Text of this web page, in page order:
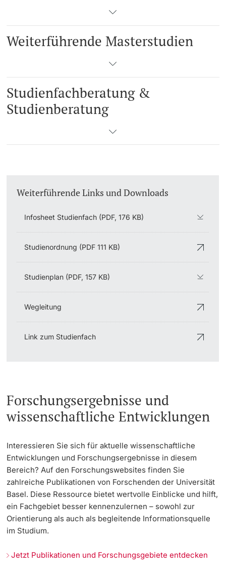
Weiterführende Masterstudien
Studienfachberatung &
Studienberatung
Weiterführende Links und Downloads
Infosheet Studienfach (PDF, 176 KB)
Studienordnung (PDF 111 KB)
Studienplan (PDF, 157 KB)
Wegleitung
Link zum Studienfach
Forschungsergebnisse und
wissenschaftliche Entwicklungen
Interessieren Sie sich für aktuelle wissenschaftliche
Entwicklungen und Forschungsergebnisse in diesem
Bereich? Auf den Forschungswebsites finden Sie
zahlreiche Publikationen von Forschenden der Universität
Basel. Diese Ressource bietet wertvolle Einblicke und hilft,
ein Fachgebiet besser kennenzulernen – sowohl zur
Orientierung als auch als begleitende Informationsquelle
im Studium.
Jetzt Publikationen und Forschungsgebiete entdecken